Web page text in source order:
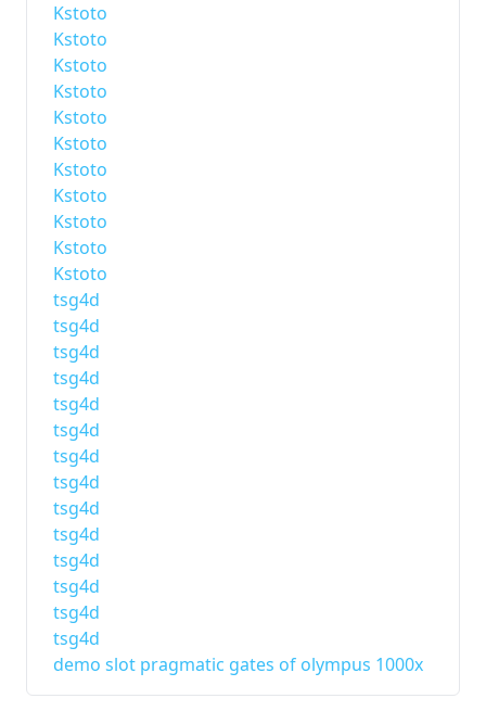
Kstoto
Kstoto
Kstoto
Kstoto
Kstoto
Kstoto
Kstoto
Kstoto
Kstoto
Kstoto
Kstoto
tsg4d
tsg4d
tsg4d
tsg4d
tsg4d
tsg4d
tsg4d
tsg4d
tsg4d
tsg4d
tsg4d
tsg4d
tsg4d
tsg4d
demo slot pragmatic gates of olympus 1000x